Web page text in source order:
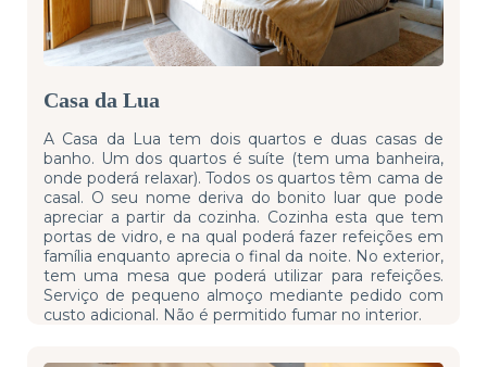
Casa da Lua
A Casa da Lua tem dois quartos e duas casas de
banho. Um dos quartos é suíte (tem uma banheira,
onde poderá relaxar). Todos os quartos têm cama de
casal. O seu nome deriva do bonito luar que pode
apreciar a partir da cozinha. Cozinha esta que tem
portas de vidro, e na qual poderá fazer refeições em
família enquanto aprecia o final da noite. No exterior,
tem uma mesa que poderá utilizar para refeições.
Serviço de pequeno almoço mediante pedido com
custo adicional. Não é permitido fumar no interior.